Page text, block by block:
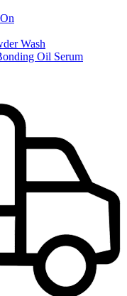
Wash
Oil Serum